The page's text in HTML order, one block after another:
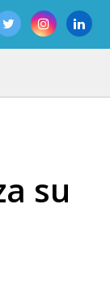
su